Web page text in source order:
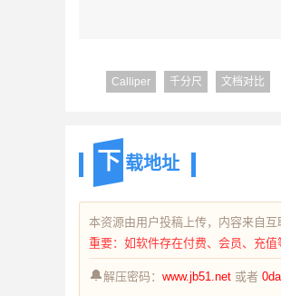
Calliper 千分尺 文档对比
下 载地址
本资源由用户投稿上传，内容来自
重要：如软件存在付费、会员、充
🔔解压密码： www.jb51.net 或者